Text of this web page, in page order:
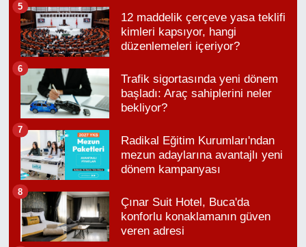
12 maddelik çerçeve yasa teklifi
kimleri kapsıyor, hangi
düzenlemeleri içeriyor?
5
Trafik sigortasında yeni dönem
başladı: Araç sahiplerini neler
bekliyor?
6
Radikal Eğitim Kurumları'ndan
mezun adaylarına avantajlı yeni
dönem kampanyası
7
Çınar Suit Hotel, Buca'da
konforlu konaklamanın güven
veren adresi
8